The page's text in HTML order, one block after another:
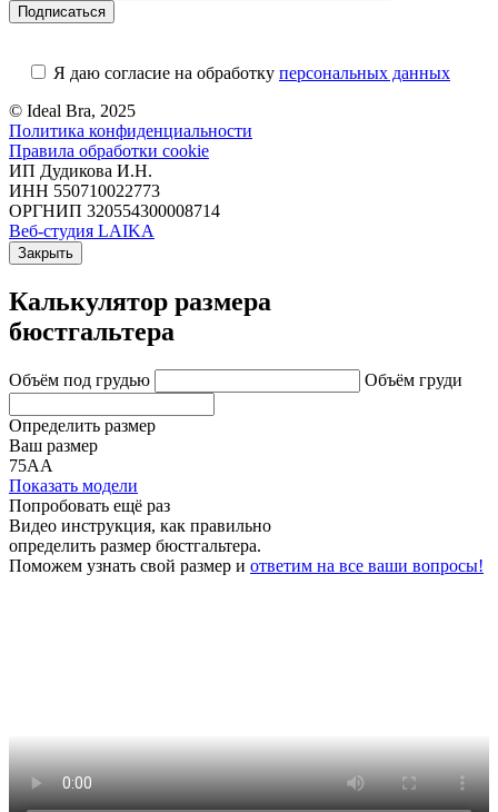
Я даю согласие на обработку персональных данных
© Ideal Bra, 2025
Политика конфиденциальности
Правила обработки cookie
ИП Дудикова И.Н.
ИНН 550710022773
ОРГНИП 320554300008714
Веб-студия LAIKA
Закрыть
Калькулятор размера
бюстгальтера
Объём под грудью Объём груди
Определить размер
Ваш размер
75АА
Показать модели
Попробовать ещё раз
Видео инструкция, как правильно
определить размер бюстгальтера.
Поможем узнать свой размер и ответим на все ваши вопросы!